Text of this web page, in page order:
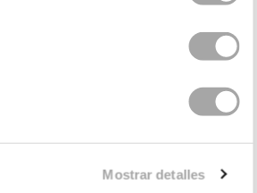
Mostrar detalles